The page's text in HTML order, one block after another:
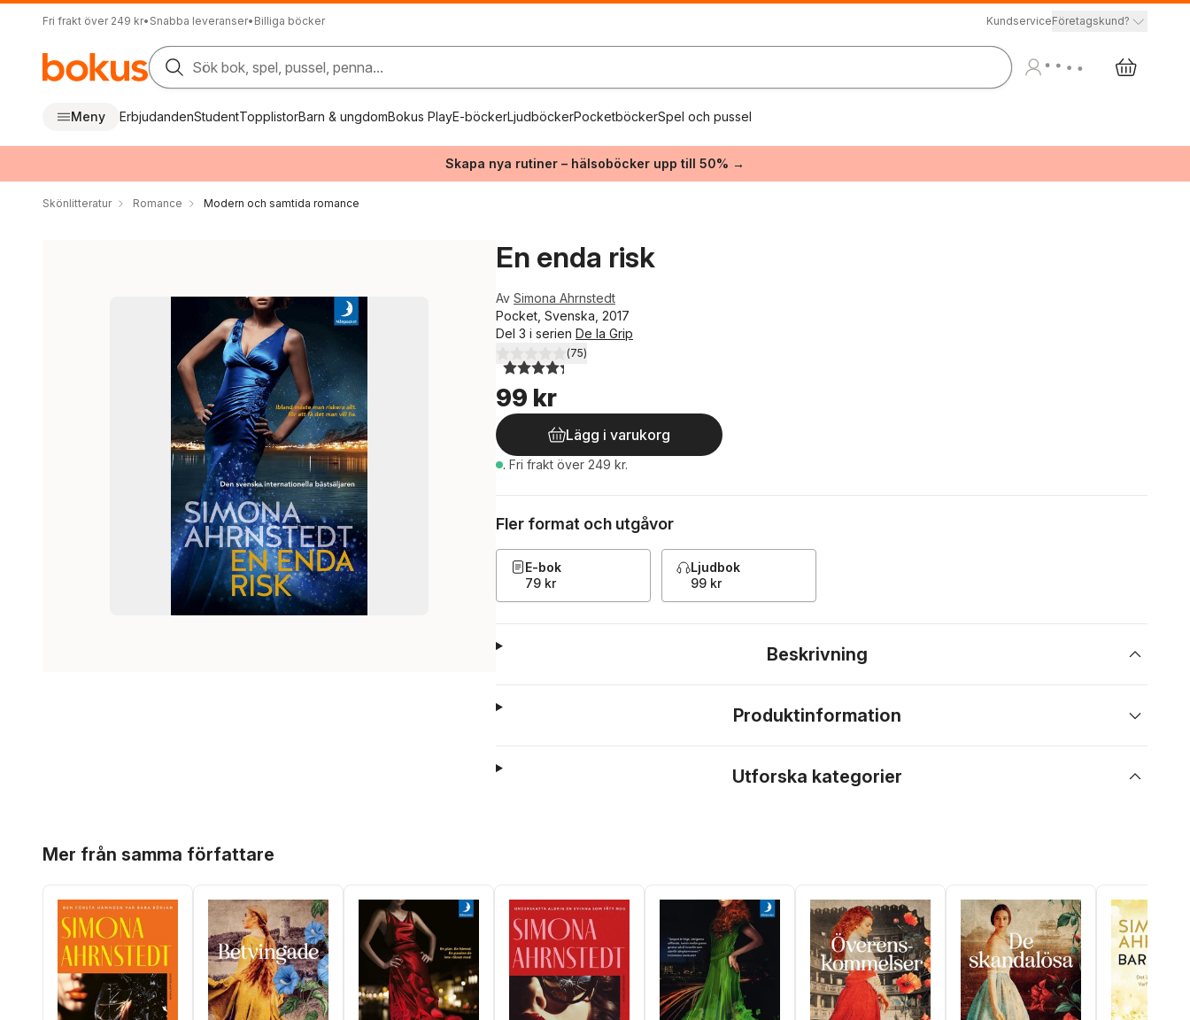
Fri frakt över 249 kr• Snabba leveranser• Billiga böcker KundserviceFöretagskund?
Sök bok, spel, pussel, penna...
Meny ErbjudandenStudentTopplistorBarn & ungdomBokus PlayE-böckerLjudböckerPocketböckerSpel och pussel
Skapa nya rutiner – hälsoböcker upp till 50% →
Skönlitteratur Romance Modern och samtida romance
En enda risk
Av Simona Ahrnstedt
Pocket, Svenska, 2017
Del 3 i serien De la Grip
4,3utav 5 stjärnor. Totalt antal röster:
(75)
99 kr
Lägg i varukorg
. Fri frakt över 249 kr.
Fler format och utgåvor
E-bok
79 kr
Ljudbok
99 kr
Beskrivning
Produktinformation
Utforska kategorier
Mer från samma författare